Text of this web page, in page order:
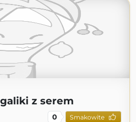
z serem
0 Smakowite